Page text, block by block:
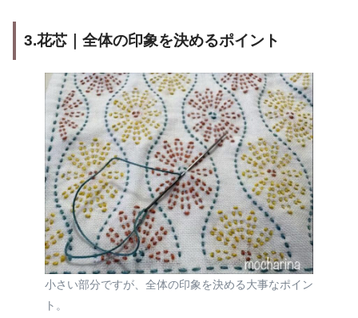
3.花芯｜全体の印象を決めるポイント
小さい部分ですが、全体の印象を決める大事なポイン
ト。